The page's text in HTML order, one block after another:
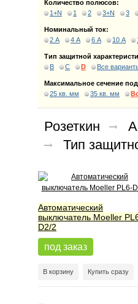
Количество полюсов:
1+N
1 2 3+N 3
Номинальный ток:
2 А
4 А 6 А 10 А
Тип защитной
B
C D Все
Максимальное сечение
25 кв. мм
35 кв. мм
Розеткин
Тип
Автоматический
выключатель Moeller
D2/2
под заказ
В корзину Купить сразу